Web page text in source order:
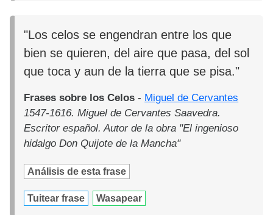
"Los celos se engendran entre los que
bien se quieren, del aire que pasa, del sol
que toca y aun de la tierra que se pisa."
Frases sobre los Celos - Miguel de Cervantes
1547-1616. Miguel de Cervantes Saavedra.
Escritor español. Autor de la obra "El ingenioso
hidalgo Don Quijote de la Mancha"
Análisis de esta frase
Tuitear frase Wasapear